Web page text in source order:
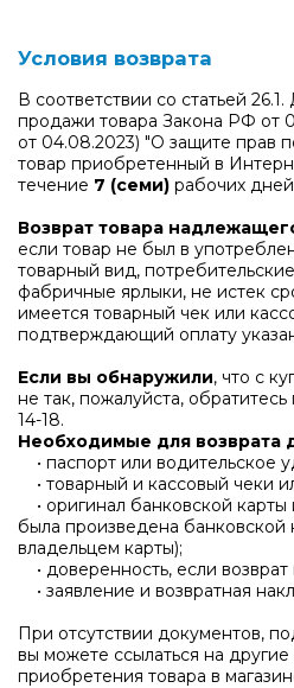
Условия возврата
В соответствии со статьей
продажи товара Закона РФ от
от 04.08.2023) "О защите прав
товар приобретенный в
течение 7 (семи) рабочих
Возврат товара
если товар не был в
товарный вид,
фабричные ярлыки, не истек
имеется товарный чек или
подтверждающий оплату
Если вы обнаружили, что с
не так, пожалуйста,
14-18.
Необходимые для возврата
• паспорт или водительское
• товарный и кассовый чеки
• оригинал банковской карты
была произведена банковской
владельцем карты);
• доверенность, если
• заявление и возвратная
При отсутствии документов,
вы можете ссылаться на другие
приобретения товара в